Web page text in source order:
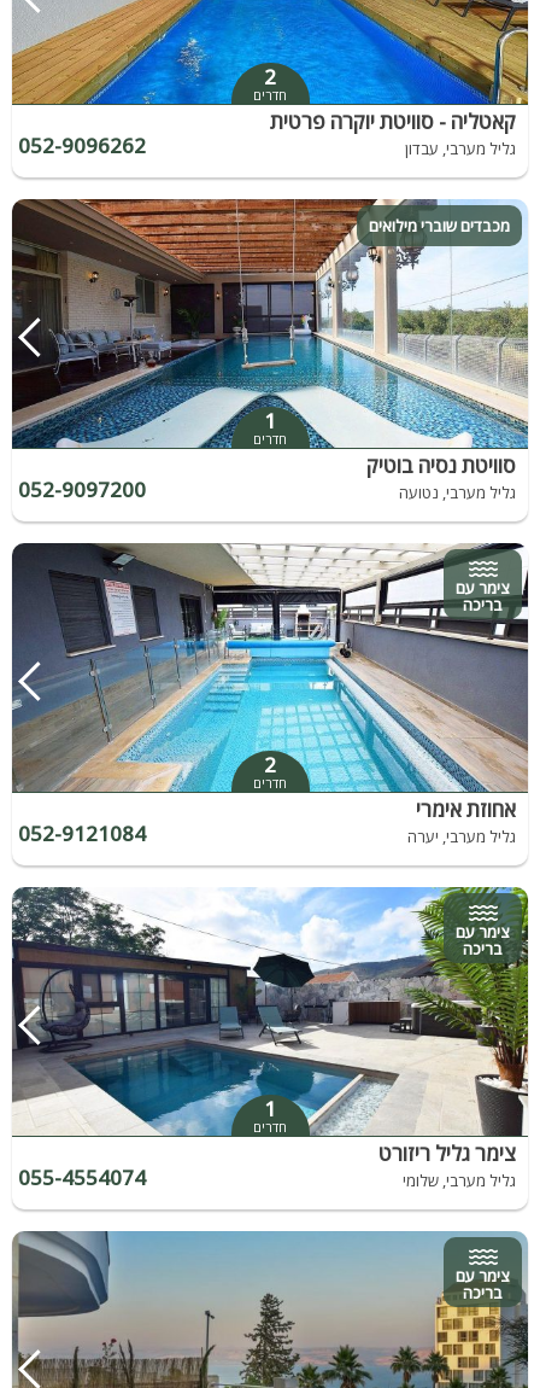
2
חדרים
קאטליה - סוויטת יוקרה פרטית
גליל מערבי, עבדון 052-9096262
מכבדים שוברי מילואים
1
חדרים
סוויטת נסיה בוטיק
גליל מערבי, נטועה 052-9097200
צימר עם
בריכה
2
חדרים
אחוזת אימרי
גליל מערבי, יערה 052-9121084
צימר עם
בריכה
1
חדרים
צימר גליל ריזורט
גליל מערבי, שלומי 055-4554074
צימר עם
בריכה